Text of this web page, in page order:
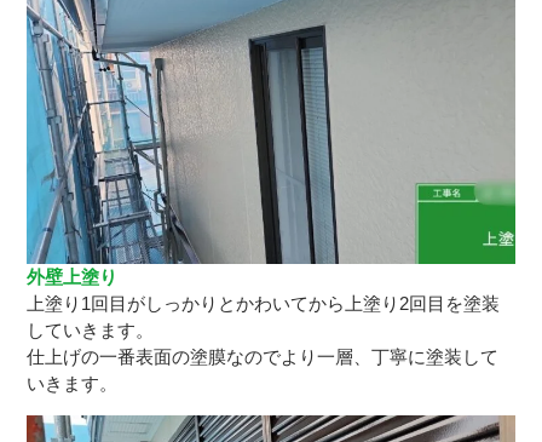
外壁上塗り
上塗り1回目がしっかりとかわいてから上塗り2回目を塗装
していきます。
仕上げの一番表面の塗膜なのでより一層、丁寧に塗装して
いきます。